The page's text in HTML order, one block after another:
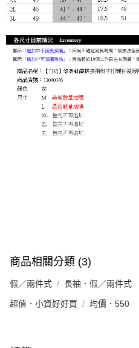
商品相關分類 (3)
假／兩件式 長袖．假／兩件式
超值．小資好好買 均價．550